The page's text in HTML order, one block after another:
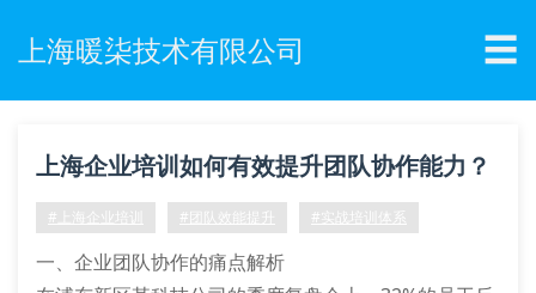
上海暖柒技术有限公司 ☰
上海企业培训如何有效提升团队协作能力？
#上海企业培训 #团队效能提升 #实战培训体系
一、企业团队协作的痛点解析